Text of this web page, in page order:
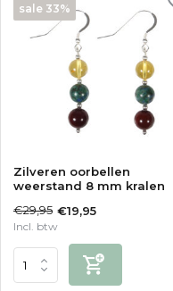
sale 33%
Zilveren oorbellen
weerstand 8 mm kralen
€29,95 €19,95
Incl. btw